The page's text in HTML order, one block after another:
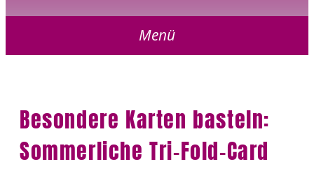
Besondere Karten basteln:
Sommerliche Tri-Fold-Card